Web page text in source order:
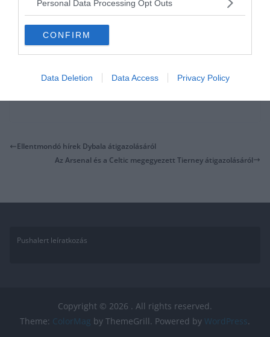
Personal Data Processing Opt Outs
CONFIRM
Data Deletion Data Access Privacy Policy
Ellentmondó hírek Dybala átigazolásáról
Az Arsenal és a Celtic megegyezett Tierney átigazolásáról
Pushalert leíratkozás
Copyright © 2026 . All rights reserved.
Theme: ColorMag by ThemeGrill. Powered by WordPress.